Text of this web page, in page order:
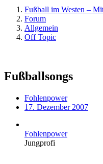
Fußball im Westen –
Forum
Allgemein
Off Topic
Fußballsongs
Fohlenpower
17. Dezember 2007
Fohlenpower
Jungprofi